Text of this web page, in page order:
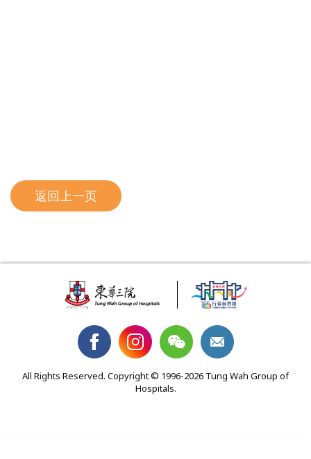
返回上一页
All Rights Reserved. Copyright © 1996-2026 Tung Wah Group of
Hospitals.